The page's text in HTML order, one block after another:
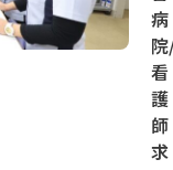
病
看
護
師
求